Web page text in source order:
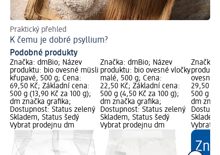
Praktický přehled
K čemu je dobré psyllium?
Podobné produkty
Značka: dmBio; Název
produktu: bio ovesné müsli
křupavé, 500 g; Cena:
69,50 Kč; Základní cena:
500 g (13,90 Kč za 100 g);
dm značka grafika;
Dostupnost: Status zelený
Skladem, Status šedý
Vybrat prodejnu dm
Značka: dmBio; Název
produktu: bio ovesné vločky
malé, 500 g; Cena:
22,50 Kč; Základní cena:
500 g (4,50 Kč za 100 g);
dm značka grafika;
Dostupnost: Status zelený
Skladem, Status šedý
Vybrat prodejnu dm
Značka:
ovesné,
29,50
500 g
dm
Vybrat